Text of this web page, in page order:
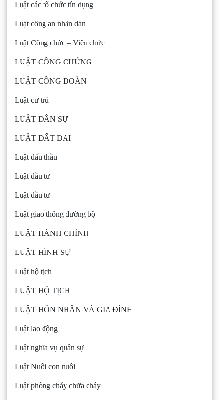
Luật các tổ chức tín dụng
Luật công an nhân dân
Luật Công chức – Viên chức
LUẬT CÔNG CHỨNG
LUẬT CÔNG ĐOÀN
Luật cư trú
LUẬT DÂN SỰ
LUẬT ĐẤT ĐAI
Luật đấu thầu
Luật đầu tư
Luật đầu tư
Luật giao thông đường bộ
LUẬT HÀNH CHÍNH
LUẬT HÌNH SỰ
Luật hộ tịch
LUẬT HỘ TỊCH
LUẬT HÔN NHÂN VÀ GIA ĐÌNH
Luật lao động
Luật nghĩa vụ quân sự
Luật Nuôi con nuôi
Luật phòng cháy chữa cháy